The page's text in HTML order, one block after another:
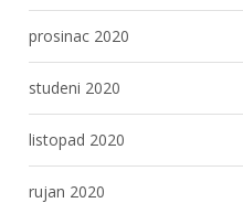
prosinac 2020
studeni 2020
listopad 2020
rujan 2020